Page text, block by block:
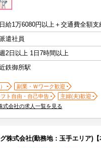
日給1万6080円以上＋交通費全額支
遣社員
2日以上 1日7時間以上
鉄御所駅
副業・Ｗワーク歓迎
フト自由・自己申告
主婦(夫)歓迎
式会社の求人一覧を見る
株式会社(勤務地：玉手エリア)【